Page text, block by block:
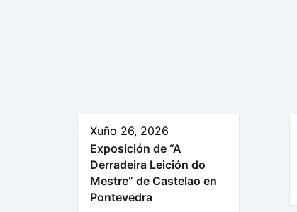
Xuño 26, 2026
Exposición de “A
Derradeira Leición do
Mestre” de Castelao en
Pontevedra